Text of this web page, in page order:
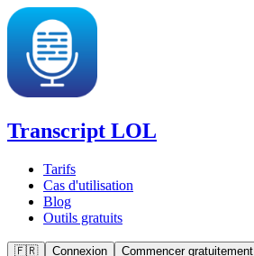
Transcript LOL
Tarifs
Cas d'utilisation
Blog
Outils gratuits
🇫🇷 Connexion Commencer gratuitement